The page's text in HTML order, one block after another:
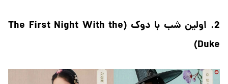
2. اولین شب با دوک (The First Night With the
Duke)